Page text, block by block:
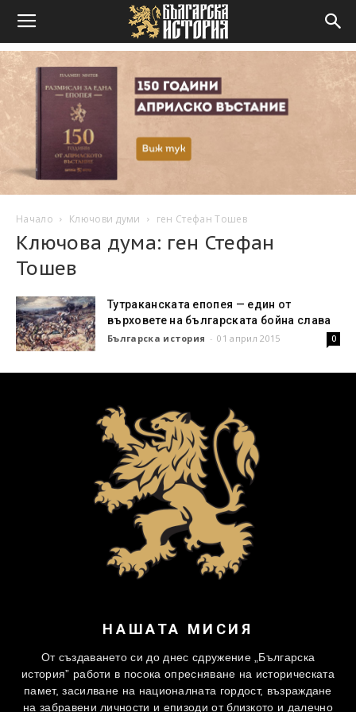
Начало Ключови думи ген Стефан Тошев
Ключова дума: ген Стефан
Тошев
Тутраканската епопея — един от
върховете на българската бойна слава
Българска история - 01 април 2015 0
НАШАТА МИСИЯ
От създаването си до днес сдружение „Българска
история” работи в посока опресняване на историческата
памет, засилване на националната гордост, възраждане
на забравени личности и епизоди от близкото и далечно